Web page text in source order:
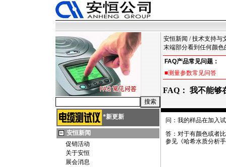
*新更新
安恒新闻
促销活动
关于安恒
展会消息
安恒新闻 /技术支持与
末端部分看到任何颜色
FAQ产品常见问题：
■测量参数常见问答
FAQ： 我不能够
问：我的样品在加入
答：对于有颜色或者
参见《哈希水质分析